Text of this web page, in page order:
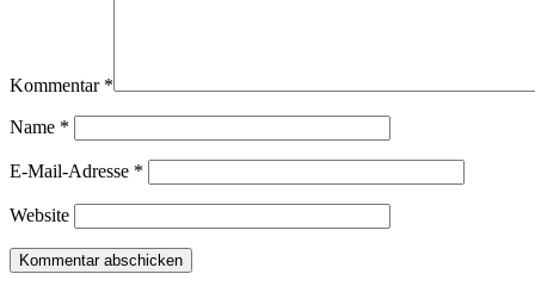
Kommentar *
Name *
E-Mail-Adresse *
Website